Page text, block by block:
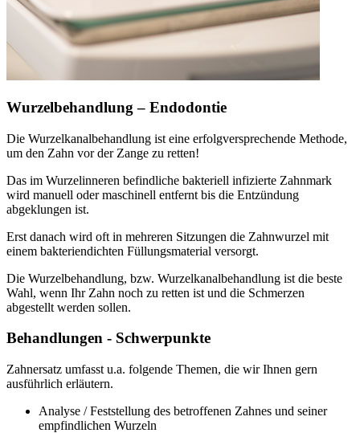
Wurzelbehandlung – Endodontie
Die Wurzelkanalbehandlung ist eine erfolgversprechende Methode,
um den Zahn vor der Zange zu retten!
Das im Wurzelinneren befindliche bakteriell infizierte Zahnmark
wird manuell oder maschinell entfernt bis die Entzündung
abgeklungen ist.
Erst danach wird oft in mehreren Sitzungen die Zahnwurzel mit
einem bakteriendichten Füllungsmaterial versorgt.
Die Wurzelbehandlung, bzw. Wurzelkanalbehandlung ist die beste
Wahl, wenn Ihr Zahn noch zu retten ist und die Schmerzen
abgestellt werden sollen.
Behandlungen - Schwerpunkte
Zahnersatz umfasst u.a. folgende Themen, die wir Ihnen gern
ausführlich erläutern.
Analyse / Feststellung des betroffenen Zahnes und seiner
empfindlichen Wurzeln